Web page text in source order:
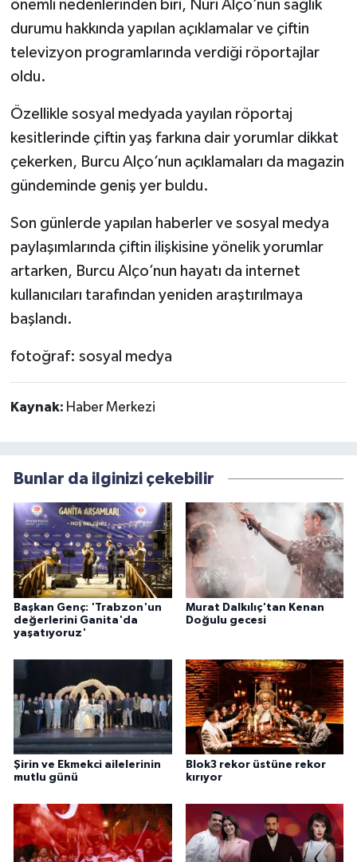
önemli nedenlerinden biri, Nuri Alço’nun sağlık
durumu hakkında yapılan açıklamalar ve çiftin
televizyon programlarında verdiği röportajlar
oldu.
Özellikle sosyal medyada yayılan röportaj
kesitlerinde çiftin yaş farkına dair yorumlar dikkat
çekerken, Burcu Alço’nun açıklamaları da magazin
gündeminde geniş yer buldu.
Son günlerde yapılan haberler ve sosyal medya
paylaşımlarında çiftin ilişkisine yönelik yorumlar
artarken, Burcu Alço’nun hayatı da internet
kullanıcıları tarafından yeniden araştırılmaya
başlandı.
fotoğraf: sosyal medya
Kaynak: Haber Merkezi
Bunlar da ilginizi çekebilir
Başkan Genç: 'Trabzon'un
değerlerini Ganita'da
yaşatıyoruz'
Murat Dalkılıç'tan Kenan
Doğulu gecesi
Şirin ve Ekmekci ailelerinin
mutlu günü
Blok3 rekor üstüne rekor
kırıyor